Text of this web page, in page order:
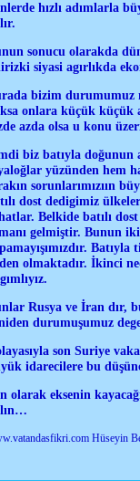
hızlı adımlarla
sonucu olarakda
siyasi agırlıkda
bizim durumumuz
onlara küçük küçük
azda olsa u konu
biz batıyla doğunun
yüzünden hem
sorunlarımızıın
dost dedigimiz
Belkide batılı
gelmiştir. Bunun
olmaktadır. İkinci
Rusya ve İran dır,
durumuşumuz
son Suriye
idarecilere bu
olarak eksenin
Hüseyin